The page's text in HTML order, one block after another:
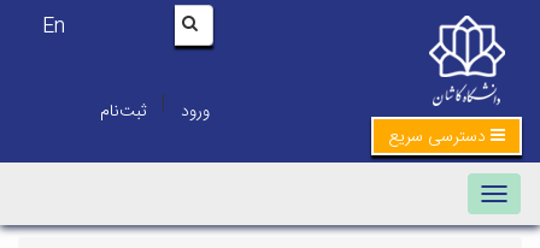
En
ورود | ثبت‌نام
دسترسی سریع
Toggle navigation